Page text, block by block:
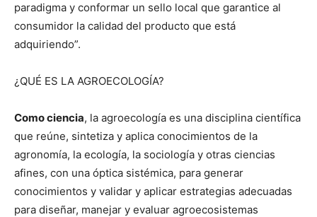
paradigma y conformar un sello local que garantice al
consumidor la calidad del producto que está
adquiriendo”.
¿QUÉ ES LA AGROECOLOGÍA?
Como ciencia, la agroecología es una disciplina científica
que reúne, sintetiza y aplica conocimientos de la
agronomía, la ecología, la sociología y otras ciencias
afines, con una óptica sistémica, para generar
conocimientos y validar y aplicar estrategias adecuadas
para diseñar, manejar y evaluar agroecosistemas